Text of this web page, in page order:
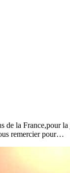
de la France,pour
remercier pour…